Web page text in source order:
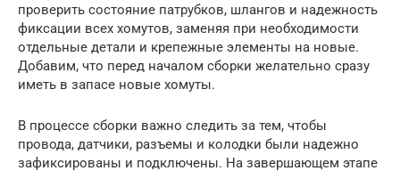
проверить состояние патрубков, шлангов и надежность
фиксации всех хомутов, заменяя при необходимости
отдельные детали и крепежные элементы на новые.
Добавим, что перед началом сборки желательно сразу
иметь в запасе новые хомуты.
В процессе сборки важно следить за тем, чтобы
провода, датчики, разъемы и колодки были надежно
зафиксированы и подключены. На завершающем этапе